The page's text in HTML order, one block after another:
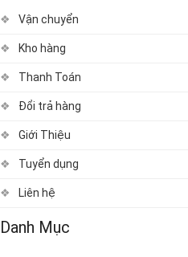
Vận chuyển
Kho hàng
Thanh Toán
Đổi trả hàng
Giới Thiệu
Tuyển dụng
Liên hệ
Danh Mục